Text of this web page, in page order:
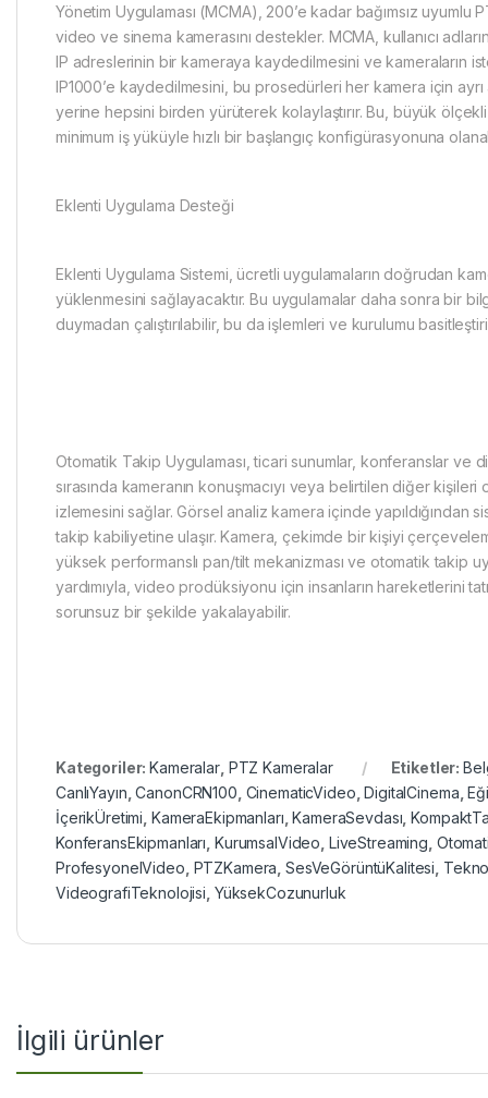
Yönetim Uygulaması (MCMA), 200’e kadar bağımsız uyumlu
video ve sinema kamerasını destekler. MCMA, kullanıcı
IP adreslerinin bir kameraya kaydedilmesini ve kameraların
IP1000’e kaydedilmesini, bu prosedürleri her kamera için ayrı
yerine hepsini birden yürüterek kolaylaştırır. Bu, büyük
minimum iş yüküyle hızlı bir başlangıç ​​konfigürasyonuna
Eklenti Uygulama Desteği
Eklenti Uygulama Sistemi, ücretli uygulamaların doğrudan
yüklenmesini sağlayacaktır. Bu uygulamalar daha sonra bir
duymadan çalıştırılabilir, bu da işlemleri ve kurulumu
Otomatik Takip Uygulaması, ticari sunumlar, konferanslar ve
sırasında kameranın konuşmacıyı veya belirtilen diğer
izlemesini sağlar. Görsel analiz kamera içinde yapıldığından
takip kabiliyetine ulaşır. Kamera, çekimde bir kişiyi
yüksek performanslı pan/tilt mekanizması ve otomatik takip
yardımıyla, video prodüksiyonu için insanların hareketlerini
sorunsuz bir şekilde yakalayabilir.
Kategoriler:Kameralar, PTZ Kameralar Etiketler:
CanlıYayın ,CanonCRN100 CinematicVideo ,DigitalCinema ,
İçerikÜretimi KameraEkipmanları ,KameraSevdası ,
KonferansEkipmanları KurumsalVideo LiveStreaming
ProfesyonelVideo PTZKamera SesVeGörüntüKalitesi
VideografiTeknolojisi YüksekCozunurluk
İlgili ürünler